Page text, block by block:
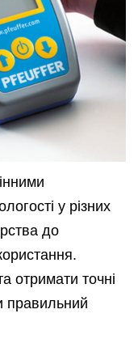
у різних
до
отримати точні
правильний